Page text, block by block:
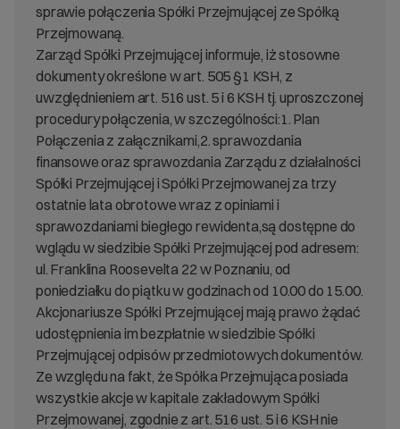
sprawie połączenia Spółki Przejmującej ze Spółką
Przejmowaną.
Zarząd Spółki Przejmującej informuje, iż stosowne
dokumenty określone w art. 505 §1 KSH, z
uwzględnieniem art. 516 ust. 5 i 6 KSH tj. uproszczonej
procedury połączenia, w szczególności:1. Plan
Połączenia z załącznikami,2. sprawozdania
finansowe oraz sprawozdania Zarządu z działalności
Spółki Przejmującej i Spółki Przejmowanej za trzy
ostatnie lata obrotowe wraz z opiniami i
sprawozdaniami biegłego rewidenta,są dostępne do
wglądu w siedzibie Spółki Przejmującej pod adresem:
ul. Franklina Roosevelta 22 w Poznaniu, od
poniedziałku do piątku w godzinach od 10.00 do 15.00.
Akcjonariusze Spółki Przejmującej mają prawo żądać
udostępnienia im bezpłatnie w siedzibie Spółki
Przejmującej odpisów przedmiotowych dokumentów.
Ze względu na fakt, że Spółka Przejmująca posiada
wszystkie akcje w kapitale zakładowym Spółki
Przejmowanej, zgodnie z art. 516 ust. 5 i 6 KSH nie